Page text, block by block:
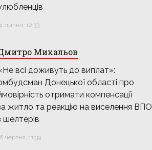
липня, 12:33
Михальов
всі доживуть до виплат»:
Донецької області про
отримати компенсації
житло та реакцію на виселення ВПО
шелтерів
червня, 11:39